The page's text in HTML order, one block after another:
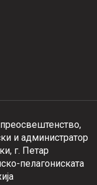
и администратор
г. Петар
пелагониската